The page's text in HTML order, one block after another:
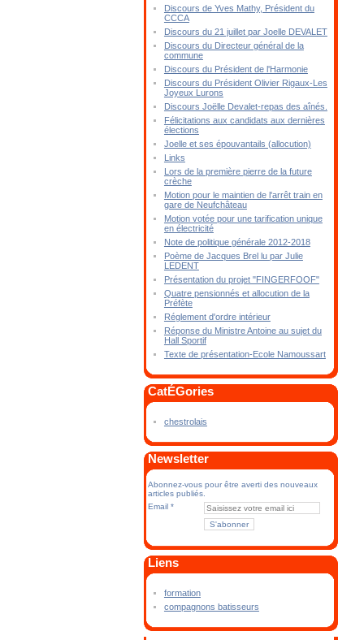
Discours de Yves Mathy, Président du
CCCA
Discours du 21 juillet par Joelle DEVALET
Discours du Directeur général de la
commune
Discours du Président de l'Harmonie
Discours du Président Olivier Rigaux-Les
Joyeux Lurons
Discours Joëlle Devalet-repas des aînés.
Félicitations aux candidats aux dernières
élections
Joelle et ses épouvantails (allocution)
Links
Lors de la première pierre de la future
crèche
Motion pour le maintien de l'arrêt train en
gare de Neufchâteau
Motion votée pour une tarification unique
en électricité
Note de politique générale 2012-2018
Poème de Jacques Brel lu par Julie
LEDENT
Présentation du projet "FINGERFOOF"
Quatre pensionnés et allocution de la
Préfète
Réglement d'ordre intérieur
Réponse du Ministre Antoine au sujet du
Hall Sportif
Texte de présentation-Ecole Namoussart
CatÉGories
chestrolais
Newsletter
Abonnez-vous pour être averti des nouveaux
articles publiés.
Email
Liens
formation
compagnons batisseurs